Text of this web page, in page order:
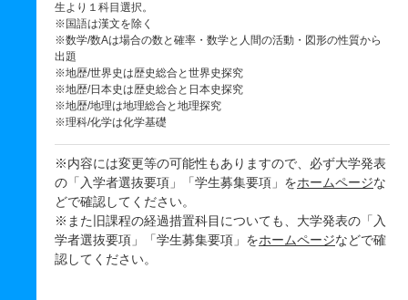
生より１科目選択。
※国語は漢文を除く
※数学/数Aは場合の数と確率・数学と人間の活動・図形の性質から
出題
※地歴/世界史は歴史総合と世界史探究
※地歴/日本史は歴史総合と日本史探究
※地歴/地理は地理総合と地理探究
※理科/化学は化学基礎
※内容には変更等の可能性もありますので、必ず大学発表
の「入学者選抜要項」「学生募集要項」をホームページな
どで確認してください。
※また旧課程の経過措置科目についても、大学発表の「入
学者選抜要項」「学生募集要項」をホームページなどで確
認してください。